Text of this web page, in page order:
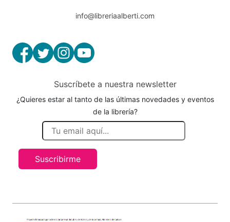
info@libreriaalberti.com
Suscríbete a nuestra newsletter
¿Quieres estar al tanto de las últimas novedades y eventos
de la librería?
Suscribirme